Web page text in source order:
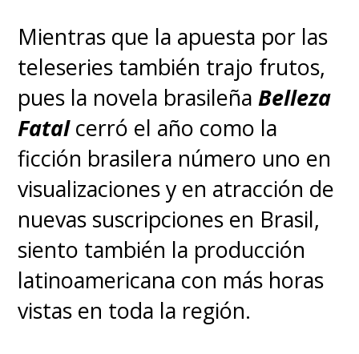
Mientras que la apuesta por las
teleseries también trajo frutos,
pues la novela brasileñaBelleza
Fatal cerró el año como la
ficción brasilera número uno en
visualizaciones y en atracción de
nuevas suscripciones en Brasil,
siento también la producción
latinoamericana con más horas
vistas en toda la región.